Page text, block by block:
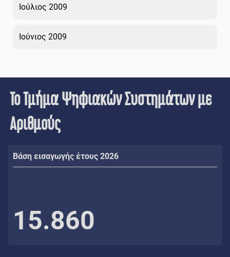
Ιούλιος 2009
Ιούνιος 2009
Το Τμήμα Ψηφιακών Συστημάτων με
Αριθμούς
Βάση εισαγωγής έτους 2026
15.860